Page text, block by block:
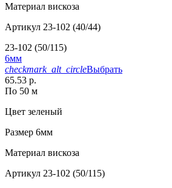
Материал вискоза
Артикул 23-102 (40/44)
23-102 (50/115)
6мм
checkmark_alt_circleВыбрать
65.53 р.
По 50 м
Цвет зеленый
Размер 6мм
Материал вискоза
Артикул 23-102 (50/115)